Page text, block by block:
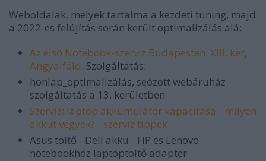
Weboldalak, melyek tartalma a kezdeti tuning, majd
a 2022-es felújítás során került optimalizálás alá:
Az első Notebook-szerviz Budapesten. XIII. ker,
Angyalföld. Szolgáltatás:
honlap_optimalizálás, seózott webáruház
szolgáltatás a 13. kerületben
Szerviz: laptop akkumulátor kapacitása - milyen
akkut vegyek? - szerviz tippek
Asus töltő - Dell akku - HP és Lenovo
notebookhoz laptoptöltő adapter